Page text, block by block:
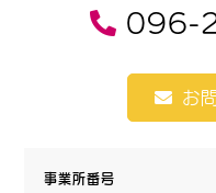
096-
お
事業所番号